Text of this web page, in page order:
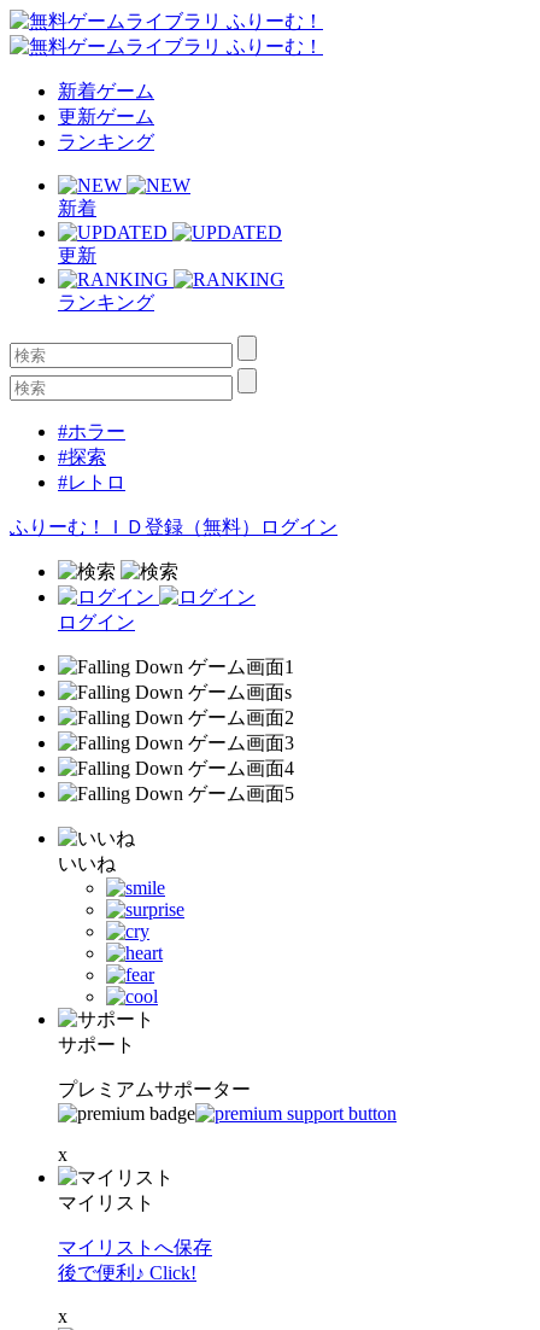
新着ゲーム
更新ゲーム
ランキング
新着
更新
ランキング
#ホラー
#探索
#レトロ
ふりーむ！ＩＤ登録（無料） ログイン
ログイン
いいね
サポート
プレミアムサポーター
x
マイリスト
マイリストへ保存
後で便利♪ Click!
x